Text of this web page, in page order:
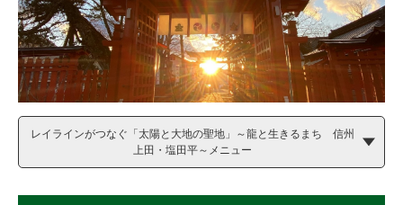
レイラインがつなぐ「太陽と大地の聖地」～龍と生きるまち 信州
上田・塩田平～メニュー